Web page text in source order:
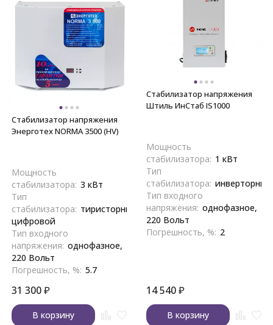
Стабилизатор напряжения
Энерготех NORMA 3500 (HV)
Мощность
стабилизатора: 3 кВт
Тип
стабилизатора: тиристорный,
цифровой
Тип входного
напряжения: однофазное,
220 Вольт
Погрешность, %: 5.7
31 300₽
В корзину
Стабилизатор напряжения
Штиль ИнСтаб IS1000
Мощность
стабилизатора: 1 кВт
Тип
стабилизатора: инверторный
Тип входного
напряжения: однофазное,
220 Вольт
Погрешность, %: 2
14 540₽
В корзину